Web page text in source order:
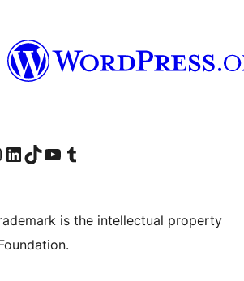
Instagram account
Visit our LinkedIn account
Visit our TikTok account
Visit our YouTube channel
Visit our Tumblr account
is the intellectual property